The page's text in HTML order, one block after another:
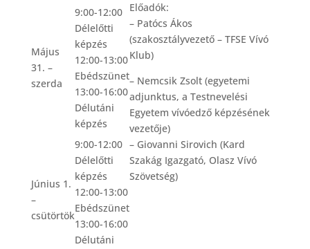
Május
31. –
szerda
9:00-12:00
Délelőtti
képzés
12:00-13:00
Ebédszünet
13:00-16:00
Délutáni
képzés
Előadók:
– Patócs Ákos
(szakosztályvezető – TFSE Vívó
Klub)
– Nemcsik Zsolt (egyetemi
adjunktus, a Testnevelési
Egyetem vívóedző képzésének
vezetője)
Június 1.
–
csütörtök
9:00-12:00
Délelőtti
képzés
12:00-13:00
Ebédszünet
13:00-16:00
Délutáni
– Giovanni Sirovich (Kard
Szakág Igazgató, Olasz Vívó
Szövetség)